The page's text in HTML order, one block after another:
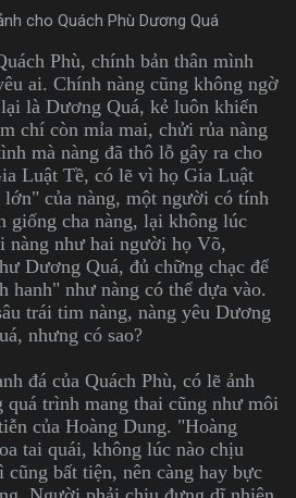
Phù, chính bản thân mình
ai. Chính nàng cũng không ngờ
là Dương Quá, kẻ luôn khiến
chí còn mỉa mai, chửi rủa nàng
mà nàng đã thô lỗ gây ra cho
Luật Tề, có lẽ vì họ Gia Luật
của nàng, một người có tính
giống cha nàng, lại không lúc
nàng như hai người họ Võ,
Dương Quá, đủ chững chạc để
hanh" như nàng có thể dựa vào.
trái tim nàng, nàng yêu Dương
nhưng có sao?
đá của Quách Phù, có lẽ ảnh
quá trình mang thai cũng như môi
của Hoàng Dung. "Hoàng
tai quái, không lúc nào chịu
bất tiện, nên càng hay bực